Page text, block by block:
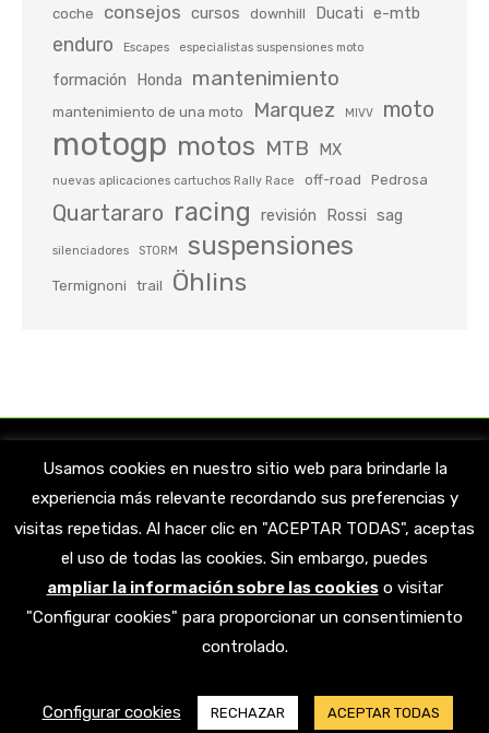
coche consejos cursos downhill Ducati e-mtb
enduro Escapes especialistas suspensiones moto
formación Honda mantenimiento
mantenimiento de una moto Marquez MIVV moto
motogp motos MTB MX
nuevas aplicaciones cartuchos Rally Race off-road Pedrosa
Quartararo racing revisión Rossi sag
silenciadores STORM suspensiones
Termignoni trail Öhlins
Encuéntranos en:
Facebook
page
X
page
YouTube
page
Linkedin
page
Instagram
© 2023 AMORTIGUATE. Todos los derechos reservados |Aviso legal
Política de privacidad
Usamos cookies en nuestro sitio web para brindarle la
experiencia más relevante recordando sus preferencias y
visitas repetidas. Al hacer clic en "ACEPTAR TODAS", aceptas
el uso de todas las cookies. Sin embargo, puedes
ampliar la información sobre las cookieso visitar
"Configurar cookies" para proporcionar un consentimiento
controlado.
Configurar cookies RECHAZAR ACEPTAR TODAS